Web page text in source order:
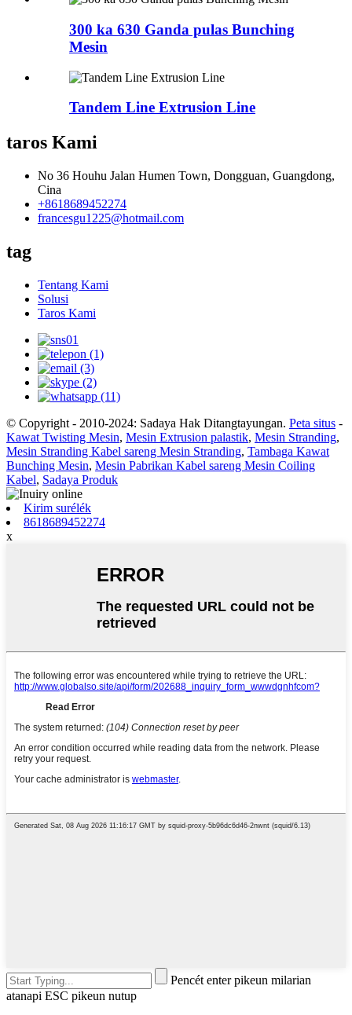
300 ka 630 Ganda pulas Bunching
Mesin
Tandem Line Extrusion Line
taros Kami
No 36 Houhu Jalan Humen Town, Dongguan, Guangdong,
Cina
+8618689452274
francesgu1225@hotmail.com
tag
Tentang Kami
Solusi
Taros Kami
© Copyright - 2010-2024: Sadaya Hak Ditangtayungan. Peta situs -
Kawat Twisting Mesin, Mesin Extrusion palastik, Mesin Stranding,
Mesin Stranding Kabel sareng Mesin Stranding, Tambaga Kawat
Bunching Mesin, Mesin Pabrikan Kabel sareng Mesin Coiling
Kabel, Sadaya Produk
Kirim surélék
8618689452274
x
Pencét enter pikeun milarian
atanapi ESC pikeun nutup